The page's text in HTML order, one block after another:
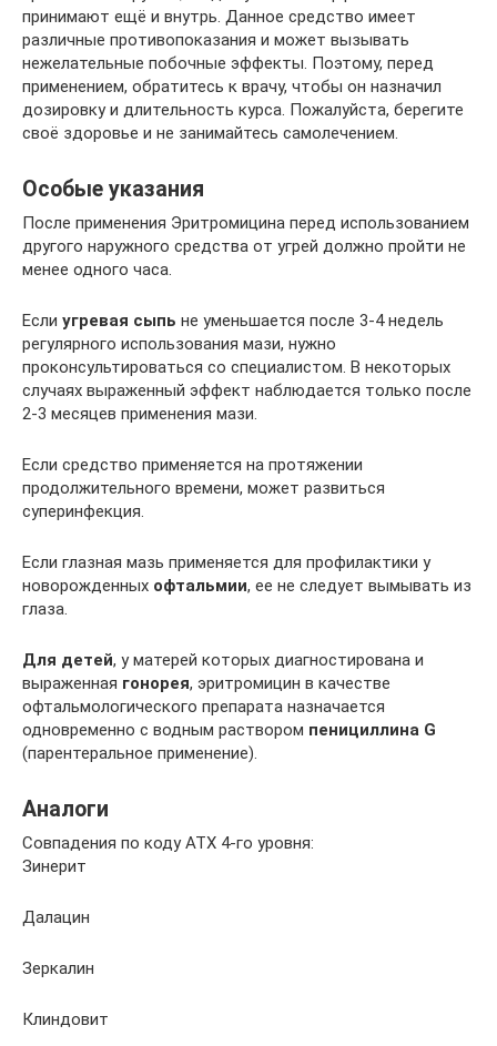
принимают ещё и внутрь. Данное средство имеет
различные противопоказания и может вызывать
нежелательные побочные эффекты. Поэтому, перед
применением, обратитесь к врачу, чтобы он назначил
дозировку и длительность курса. Пожалуйста, берегите
своё здоровье и не занимайтесь самолечением.
Особые указания
После применения Эритромицина перед использованием
другого наружного средства от угрей должно пройти не
менее одного часа.
Если угревая сыпь не уменьшается после 3-4 недель
регулярного использования мази, нужно
проконсультироваться со специалистом. В некоторых
случаях выраженный эффект наблюдается только после
2-3 месяцев применения мази.
Если средство применяется на протяжении
продолжительного времени, может развиться
суперинфекция.
Если глазная мазь применяется для профилактики у
новорожденных офтальмии, ее не следует вымывать из
глаза.
Для детей, у матерей которых диагностирована и
выраженная гонорея, эритромицин в качестве
офтальмологического препарата назначается
одновременно с водным раствором пенициллина G
(парентеральное применение).
Аналоги
Совпадения по коду АТХ 4-го уровня:
Зинерит
Далацин
Зеркалин
Клиндовит